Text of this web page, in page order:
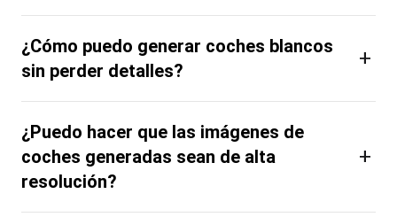
¿Cómo puedo generar coches blancos
sin perder detalles?
+
¿Puedo hacer que las imágenes de
coches generadas sean de alta
resolución?
+